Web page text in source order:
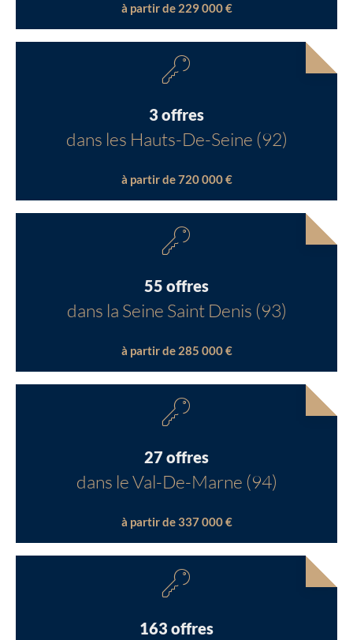
à partir de 229 000 €
3 offres
dans les Hauts-De-Seine (92)
à partir de 720 000 €
55 offres
dans la Seine Saint Denis (93)
à partir de 285 000 €
27 offres
dans le Val-De-Marne (94)
à partir de 337 000 €
163 offres